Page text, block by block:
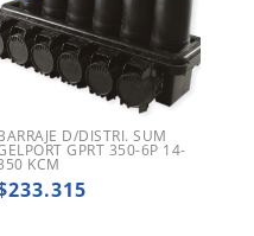
D/DISTRI. SUM
GPRT 350-6P 14-
KCM
233.315